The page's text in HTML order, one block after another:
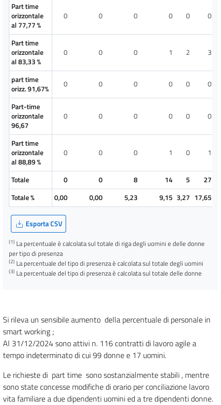
Part time
orizzontale
al 77,77 %
0 0 0 0 0 0
Part time
orizzontale
al 83,33 %
0 0 0 1 2 3
part time
orizz. 91,67%
0 0 0 0 0 0
Part-time
orizzontale
96,67
0 0 0 0 0 0
Part time
orizzontale
al 88,89 %
0 0 0 1 0 1
Totale 0 0 8 14 5
27
Totale %
0,00 0,00 5,23 9,15 3,27 17,65
Esporta CSV
(1) La percentuale è calcolata sul totale di riga degli uomini e delle donne
per tipo di presenza
(2) La percentuale del tipo di presenza è calcolata sul totale degli uomini
(3) La percentuale del tipo di presenza è calcolata sul totale delle donne
Si rileva un sensibile aumento della percentuale di personale in
smart working ;
Al 31/12/2024 sono attivi n. 116 contratti di lavoro agile a
tempo indeterminato di cui 99 donne e 17 uomini.
Le richieste di part time sono sostanzialmente stabili , mentre
sono state concesse modifiche di orario per conciliazione lavoro
vita familiare a due dipendenti uomini ed a tre dipendenti donne.